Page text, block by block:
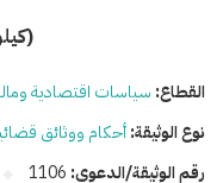
(954.18 كيلوبايت)
القطاع: سياسات اقتصادية
نوع الوثيقة:أحكام ووثائق
رقم الوثيقة/الدعوى: 1106